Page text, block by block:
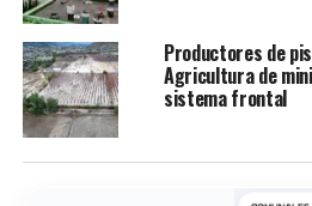
Productores de
Agricultura de
sistema frontal